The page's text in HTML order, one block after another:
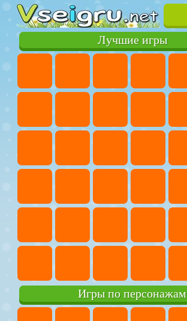
Лучшие игры
Игры по персонажам